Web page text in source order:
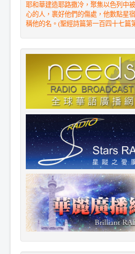
耶和華建造耶路撒冷，聚集以色列中
心的人，裹好他們的傷處，他數點星
稱他的名。(聖經詩篇第一百四十七篇